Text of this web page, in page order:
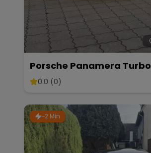
Porsche Panamera Turbo
0.0 (0)
~2 Min